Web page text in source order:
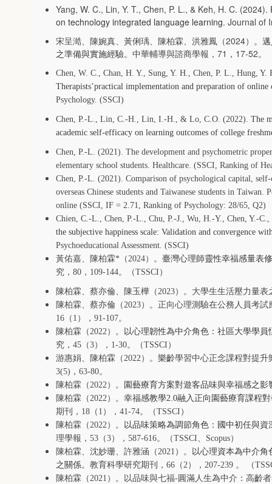
Yang, W. C., Lin, Y. T., Chen, P. L., & Keh, H. C. (2024).
on technology integrated language learning. Journal of
宋呈澔、陳婉真、黃俐瑀、陳柏霖、洪雅鳳（2024）。
之準備與實施經驗。中華輔導與諮商學報，71，17-52。
Chen, W. C., Chan, H. Y., Sung, Y. H., Chen, P. L., Hung,
Therapists’practical implementation and preparation of online
Psychology. (SSCI)
Chen, P.-L., Lin, C.-H., Lin, I.-H., & Lo, C.O. (2022). The
academic self-efficacy on learning outcomes of college
Chen, P.-L. (2021). The development and psychometric
elementary school students. Healthcare. (SSCI, Ranking of
Chen, P.-L. (2021). Comparison of psychological capital, self-
overseas Chinese students and Taiwanese students in
online (SSCI, IF = 2.71, Ranking of Psychology: 28/65, Q2)
Chien, C.-L., Chen, P.-L., Chu, P.-J., Wu, H.-Y., Chen, Y.-
the subjective happiness scale: Validation and convergence
Psychoeducational Assessment. (SSCI)
黃佑嘉、陳柏霖*（2024）。 臺灣心理師靈性幸福感量表
究，80，109-144。（TSSCI）
陳柏霖、蔡亦倫、陳玉樺（2023）。大學生生活壓力量
陳柏霖、蔡亦倫（2023）。正向心理測驗在公務人員考
16 （ 1 ）， 91-107。
陳柏霖（2022）。
以心理韌性為中介角色：社區大學學
究， 45 （3）， 1-30。（TSSCI ）
游惠娟、陳柏霖（2022）。樂齡學習中心正念課程對提
3(5) ， 63-80。
陳柏霖（2022）。
園藝療育方案對遊客品味與幸福感之影
陳柏霖（2022）。 幸福感教學2.0融入正向園藝療育課程
期刊， 18 （ 1 ）， 41-74。（TSSCI ）
陳柏霖（2022）。
以品味策略為調節角色：國中初任與
理學報， 53 （3）， 587-616。（TSSCI、 Scopus）
陳柏霖、沈妙珊、許雅涵（2021 ）。
以心理資本為中介
之關係。教育科學研究期刊， 66 （2）， 207-239 。 （
陳柏霖（2021 ）。以品味與七福-圓滿人生為中介：高齡